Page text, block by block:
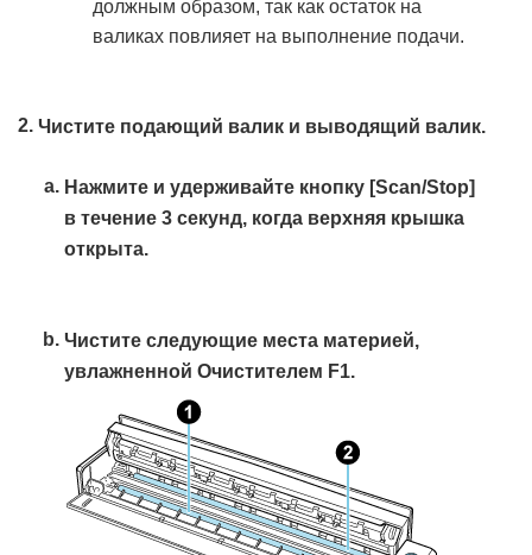
должным образом, так как остаток на
валиках повлияет на выполнение подачи.
Чистите подающий валик и выводящий валик.
Нажмите и удерживайте кнопку [Scan/Stop]
в течение 3 секунд, когда верхняя крышка
открыта.
Чистите следующие места материей,
увлажненной Очистителем F1.